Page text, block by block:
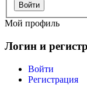
Войти
Мой профиль
Логин и
Войти
Регистрация